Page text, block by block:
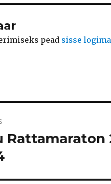
pead sisse logima
Rattamaraton